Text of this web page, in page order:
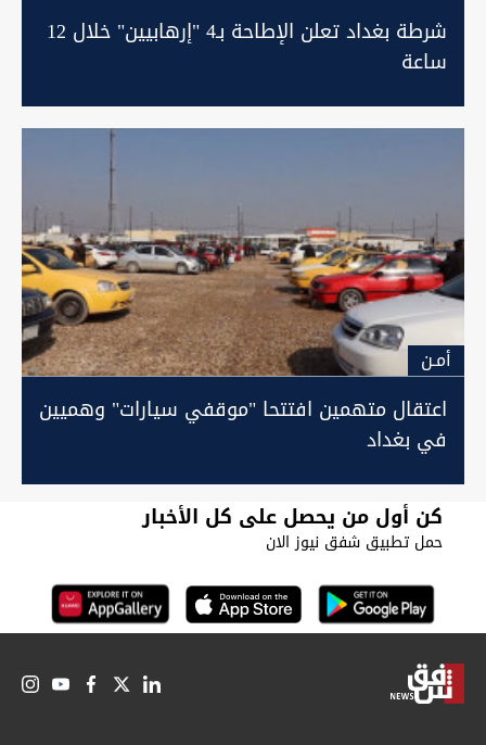
شرطة بغداد تعلن الإطاحة بـ4 "إرهابيين" خلال 12
ساعة
أمـن
اعتقال متهمين افتتحا "موقفي سيارات" وهميين
في بغداد
كن أول من يحصل على كل الأخبار
حمل تطبيق شفق نيوز الان